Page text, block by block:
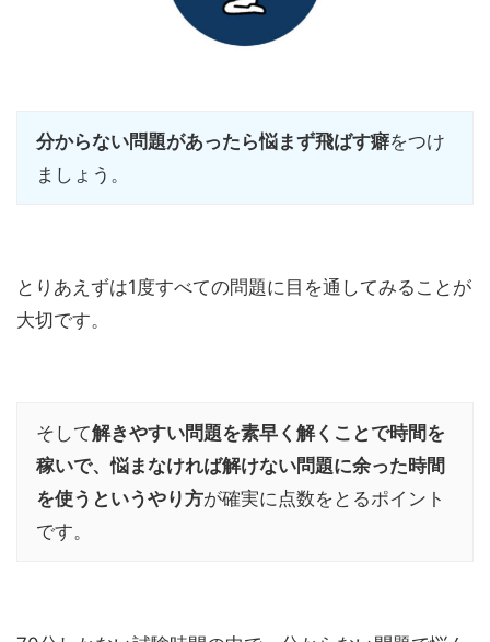
分からない問題があったら悩まず飛ばす癖をつけ
ましょう。
とりあえずは1度すべての問題に目を通してみることが
大切です。
そして解きやすい問題を素早く解くことで時間を
稼いで、悩まなければ解けない問題に余った時間
を使うというやり方が確実に点数をとるポイント
です。